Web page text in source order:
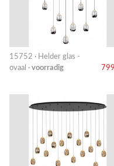
15752 · Helder glas -
ovaal · voorradig